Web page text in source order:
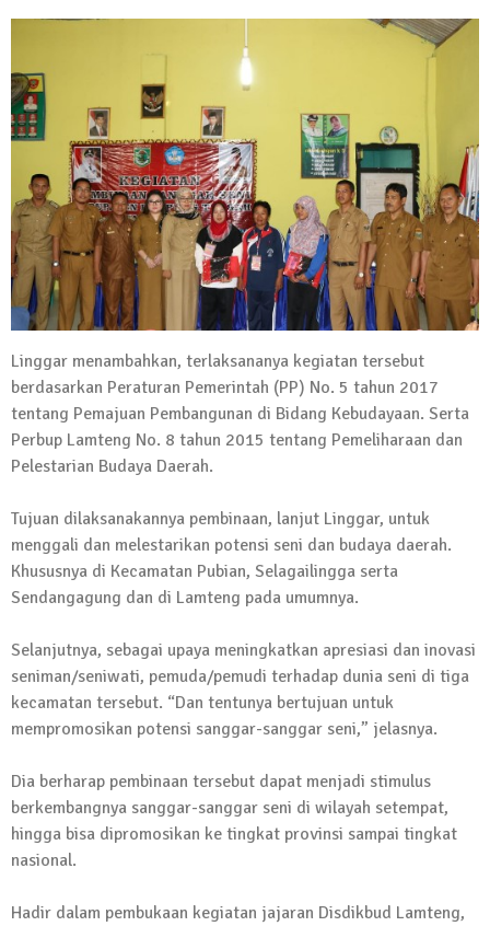
Sasar Sejumlah Warga Kurang Mampu
News Flash
Dengan Semangat Muda, Ida Bagus
Wisnu Pujana Mengambil Berkas
Penjaringan Balonkada di DPC PDI P
Lamtim
1 Mei 2024 | 12:10
News Flash
Melalui Dumas, Ketua SMSI Waykanan
Laporkan Kasus Pengeroyokan yang
Dialaminya ke Propam Polda Lampung
News Flash
Anggota MPR-RI I Komang Koheri
Kembali Laksanakan Sosialisasi 4 Pilar
Kebangsaan, Kali Ini Digelar di Tubaba
2 Februari 2024 | 11:48
Linggar menambahkan, terlaksananya kegiatan tersebut
berdasarkan Peraturan Pemerintah (PP) No. 5 tahun 2017
tentang Pemajuan Pembangunan di Bidang Kebudayaan. Serta
Perbup Lamteng No. 8 tahun 2015 tentang Pemeliharaan dan
Pelestarian Budaya Daerah.
Tujuan dilaksanakannya pembinaan, lanjut Linggar, untuk
menggali dan melestarikan potensi seni dan budaya daerah.
Khususnya di Kecamatan Pubian, Selagailingga serta
Sendangagung dan di Lamteng pada umumnya.
Selanjutnya, sebagai upaya meningkatkan apresiasi dan inovasi
seniman/seniwati, pemuda/pemudi terhadap dunia seni di tiga
kecamatan tersebut. “Dan tentunya bertujuan untuk
mempromosikan potensi sanggar-sanggar seni,” jelasnya.
Dia berharap pembinaan tersebut dapat menjadi stimulus
berkembangnya sanggar-sanggar seni di wilayah setempat,
hingga bisa dipromosikan ke tingkat provinsi sampai tingkat
nasional.
Hadir dalam pembukaan kegiatan jajaran Disdikbud Lamteng,